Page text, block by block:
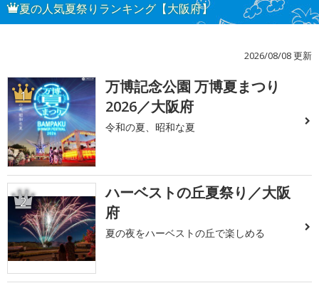
夏の人気夏祭りランキング【大阪府】
2026/08/08 更新
1
万博記念公園 万博夏まつり
2026／大阪府
令和の夏、昭和な夏
2
ハーベストの丘夏祭り／大阪
府
夏の夜をハーベストの丘で楽しめる